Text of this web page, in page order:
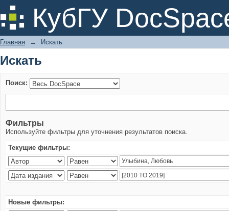
КубГУ
Искать
Главная → Искать
Искать
Поиск:
Фильтры
Используйте фильтры для уточнения результатов поиска.
Текущие фильтры:
Новые фильтры: